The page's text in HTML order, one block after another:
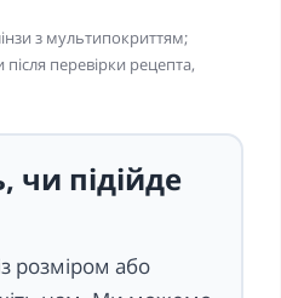
з мультипокриттям;
після перевірки рецепта,
чи підійде
розміром або